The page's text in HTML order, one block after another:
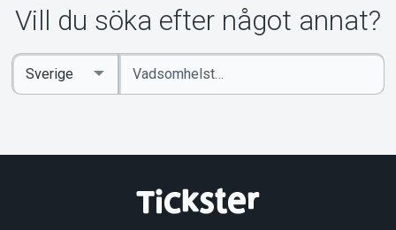
Vill du söka efter något annat?
Ange
sökord
Select
Country